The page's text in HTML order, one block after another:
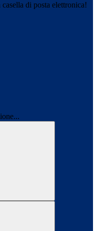
di posta elettronica!